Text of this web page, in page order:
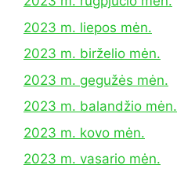
2023 m. liepos mėn.
2023 m. birželio mėn.
2023 m. gegužės mėn.
2023 m. balandžio mėn.
2023 m. kovo mėn.
2023 m. vasario mėn.